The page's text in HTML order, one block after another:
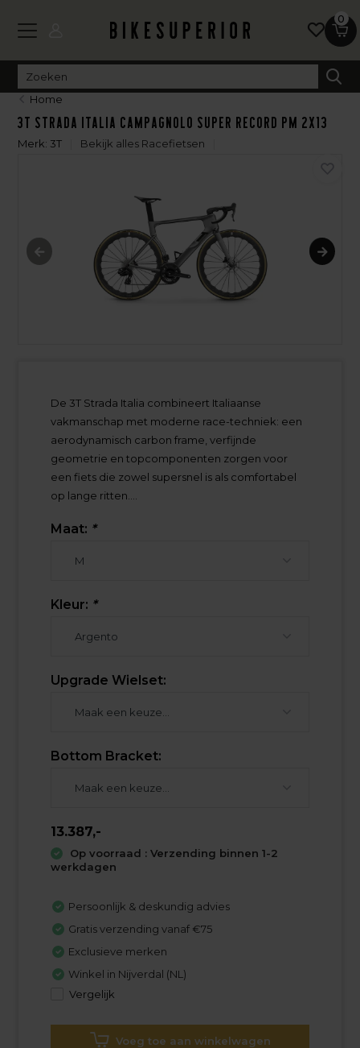
0
Home
3T Strada Italia Campagnolo Super Record PM 2X13
Merk: 3T Bekijk alles Racefietsen
De 3T Strada Italia combineert Italiaanse
vakmanschap met moderne race-techniek: een
aerodynamisch carbon frame, verfijnde
geometrie en topcomponenten zorgen voor
een fiets die zowel supersnel is als comfortabel
op lange ritten....
Maat: *
Kleur: *
Upgrade Wielset:
Bottom Bracket:
13.387,-
Op voorraad : Verzending binnen 1-2
werkdagen
Persoonlijk & deskundig advies
Gratis verzending vanaf €75
Exclusieve merken
Winkel in Nijverdal (NL)
Vergelijk
Voeg toe aan winkelwagen